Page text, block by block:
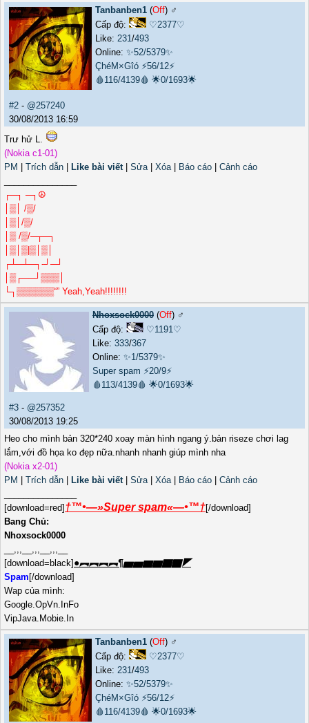
Tanbanben1 (Off) ♂️
Cấp độ:
♡2377♡
Like: 231/493
Online: ✨52/5379✨
ÇhéM×Gîó ⚡56/12⚡
🩸116/4139🩸 🌟0/1693🌟
#2 - @257240
30/08/2013 16:59
Trư hử L.
(Nokia c1-01)
PM
Trích dẫn Like bài viết| Sửa| Xóa| Báo cáo
Cảnh cáo
┌─┐ ─┐☮
│▒│ /▒/
│▒│/▒/
│▒ /▒/─┬─┐
│▒│▒|▒│▒│
┌┴─┴─┐-┘─┘
│▒┌──┘▒▒▒│
└┐▒▒▒▒▒▒“” Yeah,Yeah!!!!!!!!
Nhoxsock0000 (Off) ♂️
Cấp độ:
♡1191♡
Like: 333/367
Online: ✨1/5379✨
Super spam ⚡20/9⚡
🩸113/4139🩸 🌟0/1693🌟
#3 - @257352
30/08/2013 19:25
Heo cho mình bản 320*240 xoay màn hình ngang ý.bản riseze chơi lag
lắm,với đồ họa ko đẹp nữa.nhanh nhanh giúp mình nha
(Nokia x2-01)
PM
Trích dẫn Like bài viết| Sửa| Xóa| Báo cáo
Cảnh cáo
[download=red] †™•—»Super spam«—•™†[/download]
Bang Chủ:
Nhoxsock0000
__,,,__,,,__,,,__
[download=black] ●︻︻︻︻¶▅▅▆▆▇▇◤
Spam [/download]
Wap của mình:
Google.OpVn.InFo
VipJava.Mobie.In
Tanbanben1 (Off) ♂️
Cấp độ:
♡2377♡
Like: 231/493
Online: ✨52/5379✨
ÇhéM×Gîó ⚡56/12⚡
🩸116/4139🩸 🌟0/1693🌟